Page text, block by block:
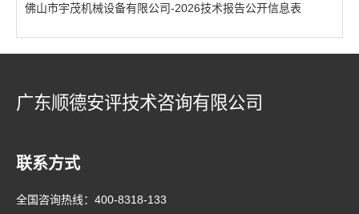
佛山市宇茂机械设备有限公司-2026技术报告公开信息表
广东顺德安评技术咨询有限公司
联系方式
全国咨询热线： 400-8318-133